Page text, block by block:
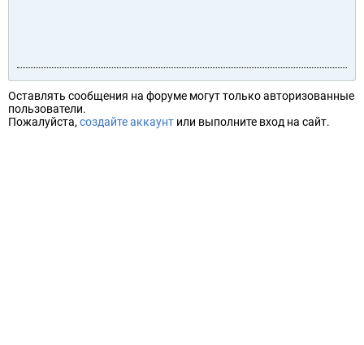
Оставлять сообщения на форуме могут только авторизованные
пользователи.
Пожалуйста, создайте аккаунт или выполните вход на сайт.